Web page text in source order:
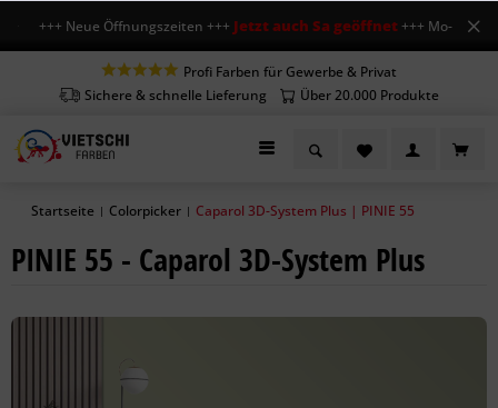
+++ Neue Öffnungszeiten +++Jetzt auch Sa geöffnet+++ Mo-Fr 7-18
Profi Farben für Gewerbe & Privat
Sichere & schnelle Lieferung
Über 20.000 Produkte
Startseite | Colorpicker | Caparol 3D-System Plus | PINIE 55
PINIE 55 - Caparol 3D-System Plus